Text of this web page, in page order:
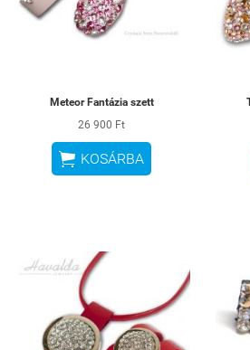
Meteor Fantázia szett
26 900 Ft
 KOSÁRBA